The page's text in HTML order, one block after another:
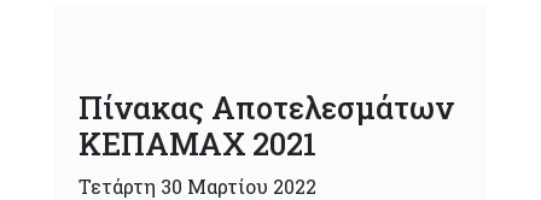
Πίνακας Αποτελεσμάτων
ΚΕΠΑΜΑΧ 2021
Τετάρτη 30 Μαρτίου 2022